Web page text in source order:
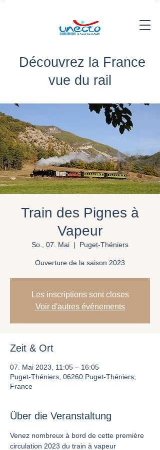
Découvrez la France
vue du rail
Train des Pignes à
Vapeur
So., 07. Mai
  |
Puget-Théniers
Ouverture de la saison 2023
Les inscriptions sont closes
Voir d'autres événements
Zeit & Ort
07. Mai 2023, 11:05 – 16:05
Puget-Théniers, 06260 Puget-Théniers,
France
Über die Veranstaltung
Venez nombreux à bord de cette première
circulation 2023 du train à vapeur